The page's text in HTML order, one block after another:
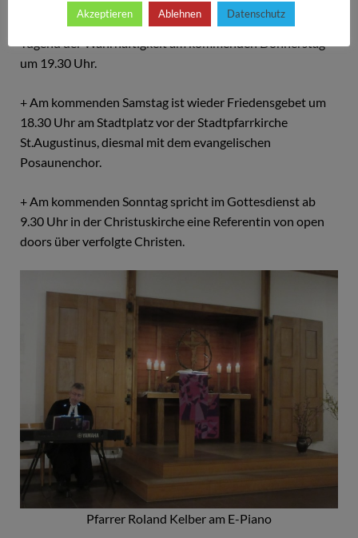
+ Die 3. Passionsandacht steht unter dem Thema der
Tugend der Wahrhaftigkeit am kommenden Donnerstag
um 19.30 Uhr.
+ Am kommenden Samstag ist wieder Friedensgebet um
18.30 Uhr am Stadtplatz vor der Stadtpfarrkirche
St.Augustinus, diesmal mit dem evangelischen
Posaunenchor.
+ Am kommenden Sonntag spricht im Gottesdienst ab
9.30 Uhr in der Christuskirche eine Referentin von open
doors über verfolgte Christen.
Pfarrer Roland Kelber am E-Piano
Akzeptieren Ablehnen Datenschutz